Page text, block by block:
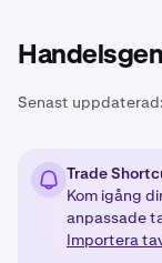
Senast uppdaterad:
Trade
Kom igång
anpassade
Importera